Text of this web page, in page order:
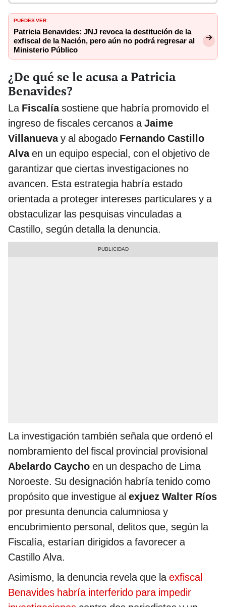
PUEDES VER:
Patricia Benavides: JNJ revoca la destitución de la
exfiscal de la Nación, pero aún no podrá regresar al
Ministerio Público
¿De qué se le acusa a Patricia
Benavides?
La Fiscalíasostiene que habría promovido el
ingreso de fiscales cercanos aJaime
Villanuevay al abogado Fernando Castillo
Alvaen un equipo especial, con el objetivo de
garantizar que ciertas investigaciones no
avancen. Esta estrategia habría estado
orientada a proteger intereses particulares y a
obstaculizar las pesquisas vinculadas a
Castillo, según detalla la denuncia.
La investigación también señala que ordenó el
nombramiento del fiscal provincial provisional
Abelardo Caycho en un despacho de Lima
Noroeste. Su designación habría tenido como
propósito que investigue al exjuez Walter Ríos
por presunta denuncia calumniosa y
encubrimiento personal, delitos que, según la
Fiscalía, estarían dirigidos a favorecer a
Castillo Alva.
Asimismo, la denuncia revela que laexfiscal
Benavides habría interferido para impedir